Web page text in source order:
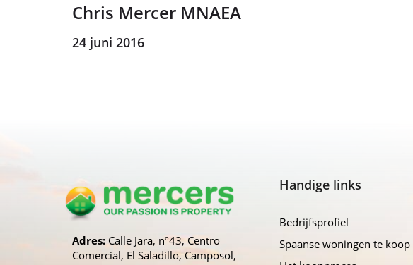
Chris Mercer MNAEA
24 juni 2016
Adres: Calle Jara, nº43, Centro
Comercial, El Saladillo, Camposol,
Handige links
Bedrijfsprofiel
Spaanse woningen te koop